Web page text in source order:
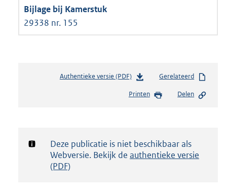
29338 nr. 155
Authentieke versie (PDF)b
s
d
g
Gerelateerd
Printen Delen
Notificatie:
Deze publicatie is niet beschikbaar als
Webversie. Bekijk de authentieke versie
(PDF)